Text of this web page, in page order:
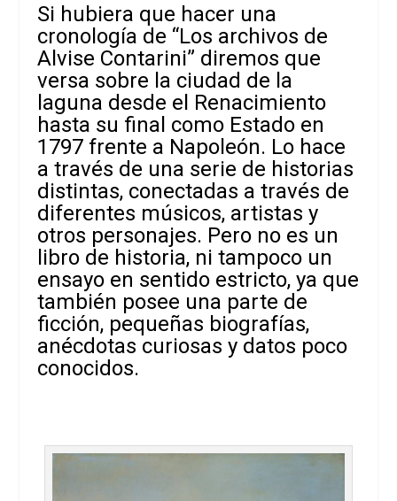
Si hubiera que hacer una
cronología de “Los archivos de
Alvise Contarini” diremos que
versa sobre la ciudad de la
laguna desde el Renacimiento
hasta su final como Estado en
1797 frente a Napoleón. Lo hace
a través de una serie de historias
distintas, conectadas a través de
diferentes músicos, artistas y
otros personajes. Pero no es un
libro de historia, ni tampoco un
ensayo en sentido estricto, ya que
también posee una parte de
ficción, pequeñas biografías,
anécdotas curiosas y datos poco
conocidos.